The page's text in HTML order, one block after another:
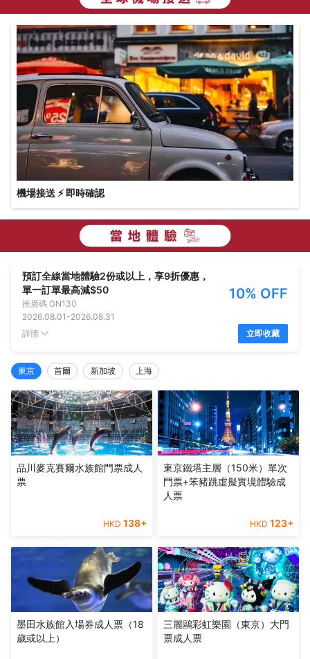
機場接送 ⚡ 即時確認
預訂全線當地體驗2份或以上，享9折優惠，
單一訂單最高減$50
推廣碼 GN130
2026.08.01 -2026.08.31
10% OFF
詳情 立即收藏
東京 首爾 新加坡 上海
品川麥克賽爾水族館門票成人
票
HKD 138+
東京鐵塔主層（150米）單次
門票+笨豬跳虛擬實境體驗成
人票
HKD 123+
墨田水族館入場券成人票（18
歲或以上）
三麗鷗彩虹樂園（東京）大門
票成人票